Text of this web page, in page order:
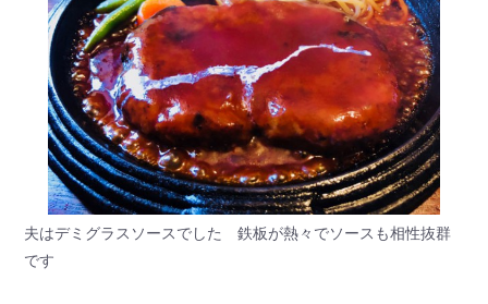
夫はデミグラスソースでした 鉄板が熱々でソースも相性抜群
です